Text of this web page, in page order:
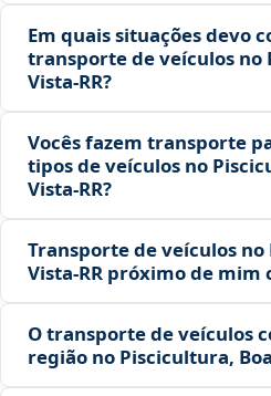
Em quais situações devo
transporte de veículos no
Vista‑RR?
Vocês fazem transporte
tipos de veículos no
Vista‑RR?
Transporte de veículos
Vista‑RR próximo de mim
O transporte de veículos
região no Piscicultura, Boa